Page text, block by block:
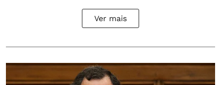
Ver mais